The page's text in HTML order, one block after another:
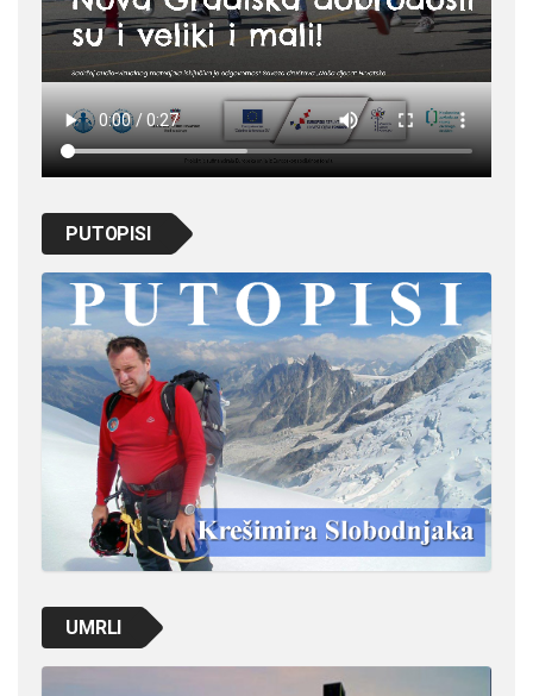
PUTOPISI
UMRLI